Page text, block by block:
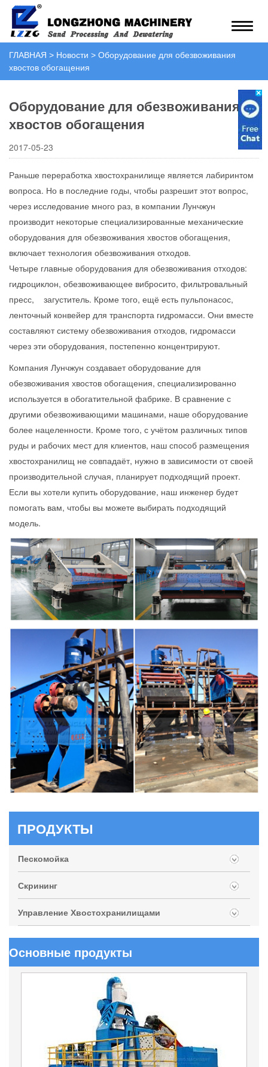
ГЛАВНАЯ > Новости > Оборудование для обезвоживания
хвостов обогащения
Оборудование для обезвоживания
хвостов обогащения
2017-05-23
Раньше переработка хвостохранилище является лабиринтом
вопроса. Но в последние годы, чтобы разрешит этот вопрос,
через исследование много раз, в компании Лунчжун
производит некоторые специализированные механические
оборудования для обезвоживания хвостов обогащения,
включает технология обезвоживания отходов.
Четыре главные оборудования для обезвоживания отходов:
гидроциклон, обезвоживающее вибросито, фильтровальный
пресс, загуститель. Кроме того, ещё есть пульпонасос,
ленточный конвейер для транспорта гидромасси. Они вместе
составляют систему обезвоживания отходов, гидромасси
через эти оборудования, постепенно концентрируют.
Компания Лунчжун создавает оборудование для
обезвоживания хвостов обогащения, специализированно
используется в обогатительной фабрике. В сравнение с
другими обезвоживающими машинами, наше оборудование
более нацеленности. Кроме того, с учётом различных типов
руды и рабочих мест для клиентов, наш способ размещения
хвостохранилищ не совпадаёт, нужно в зависимости от своей
производительной случая, планирует подходящий проект.
Если вы хотели купить оборудование, наш инженер будет
помогать вам, чтобы вы можете выбирать подходящий
модель.
ПРОДУКТЫ
Пескомойка
Скрининг
Управление Хвостохранилищами
Основные продукты